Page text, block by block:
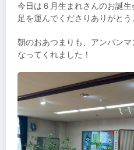
今日は６月生まれさんのお誕
足を運んでくださりありがと
朝のおあつまりも、アンパン
なってくれました！